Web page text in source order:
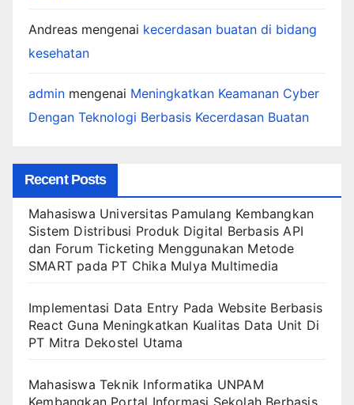
Andreas mengenai kecerdasan buatan di bidang
kesehatan
admin mengenai Meningkatkan Keamanan Cyber
Dengan Teknologi Berbasis Kecerdasan Buatan
Recent Posts
Mahasiswa Universitas Pamulang Kembangkan
Sistem Distribusi Produk Digital Berbasis API
dan Forum Ticketing Menggunakan Metode
SMART pada PT Chika Mulya Multimedia
Implementasi Data Entry Pada Website Berbasis
React Guna Meningkatkan Kualitas Data Unit Di
PT Mitra Dekostel Utama
Mahasiswa Teknik Informatika UNPAM